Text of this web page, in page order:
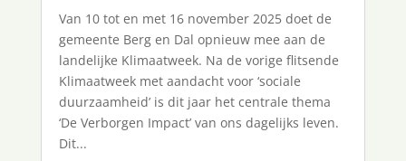
Van 10 tot en met 16 november 2025 doet de
gemeente Berg en Dal opnieuw mee aan de
landelijke Klimaatweek. Na de vorige flitsende
Klimaatweek met aandacht voor ‘sociale
duurzaamheid’ is dit jaar het centrale thema
‘De Verborgen Impact’ van ons dagelijks leven.
Dit...